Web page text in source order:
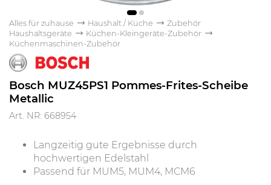
Alles für zuhause Haushalt / Küche
Zubehör
Haushaltsgeräte
Küchen-Kleingeräte-Zubehör
Küchenmaschinen-Zubehör
Bosch MUZ45PS1 Pommes-Frites-Scheibe
Metallic
Art. NR: 668954
Langzeitig gute Ergebnisse durch
hochwertigen Edelstahl
Passend für MUM5, MUM4, MCM6